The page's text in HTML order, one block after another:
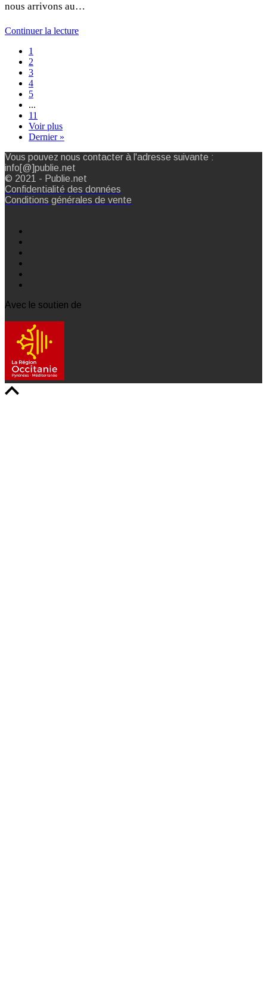
nous arrivons au…
Continuer la lecture
1
2
3
4
5
...
11
Voir plus
Dernier »
Vous pouvez nous contacter à l'adresse suivante :
info[@]publie.net
© 2021 - Publie.net
Confidentialité des données
Conditions générales de vente
Avec le soutien de